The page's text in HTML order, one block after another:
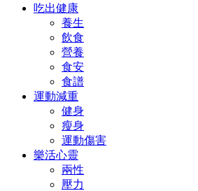
吃出健康
養生
飲食
營養
食安
食譜
運動減重
健身
瘦身
運動傷害
樂活心靈
兩性
壓力